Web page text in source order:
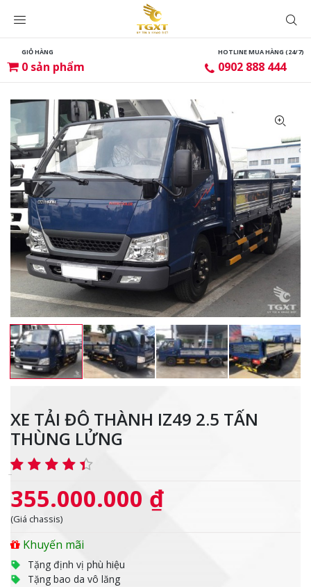
GIỎ HÀNG
0 sản phẩm
HOTLINE MUA HÀNG (24/7)
0902 888 444
XE TẢI ĐÔ THÀNH IZ49 2.5 TẤN
THÙNG LỬNG
355.000.000 ₫
(Giá chassis)
Khuyến mãi
Tặng định vị phù hiệu
Tặng bao da vô lăng